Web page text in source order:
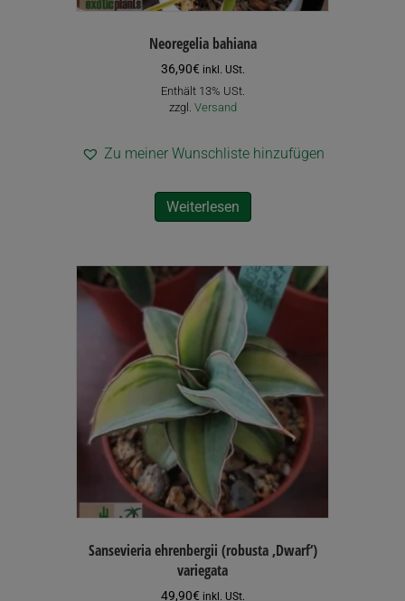
Neoregelia bahiana
36,90€ inkl. USt.
Enthält 13% USt.
zzgl. Versand
Zu meiner Wunschliste hinzufügen
Weiterlesen
Sansevieria ehrenbergii (robusta ‚Dwarf‘)
variegata
49,90€ inkl. USt.